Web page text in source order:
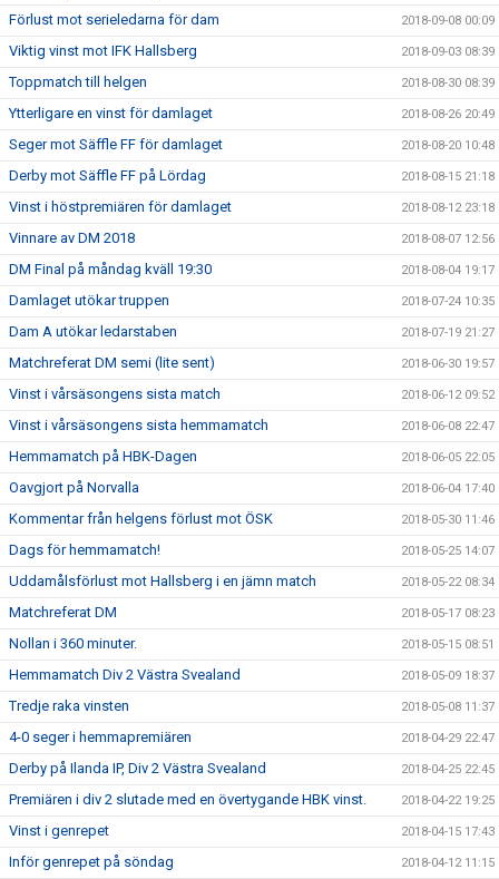
Förlust mot serieledarna för dam 2018-09-08 00:09
Viktig vinst mot IFK Hallsberg 2018-09-03 08:39
Toppmatch till helgen 2018-08-30 08:39
Ytterligare en vinst för damlaget 2018-08-26 20:49
Seger mot Säffle FF för damlaget 2018-08-20 10:48
Derby mot Säffle FF på Lördag 2018-08-15 21:18
Vinst i höstpremiären för damlaget 2018-08-12 23:18
Vinnare av DM 2018 2018-08-07 12:56
DM Final på måndag kväll 19:30 2018-08-04 19:17
Damlaget utökar truppen 2018-07-24 10:35
Dam A utökar ledarstaben 2018-07-19 21:27
Matchreferat DM semi (lite sent) 2018-06-30 19:57
Vinst i vårsäsongens sista match 2018-06-12 09:52
Vinst i vårsäsongens sista hemmamatch 2018-06-08 22:47
Hemmamatch på HBK-Dagen 2018-06-05 22:05
Oavgjort på Norvalla 2018-06-04 17:40
Kommentar från helgens förlust mot ÖSK 2018-05-30 11:46
Dags för hemmamatch! 2018-05-25 14:07
Uddamålsförlust mot Hallsberg i en jämn match 2018-05-22 08:34
Matchreferat DM 2018-05-17 08:23
Nollan i 360 minuter. 2018-05-15 08:51
Hemmamatch Div 2 Västra Svealand 2018-05-09 18:37
Tredje raka vinsten 2018-05-08 11:37
4-0 seger i hemmapremiären 2018-04-29 22:47
Derby på Ilanda IP, Div 2 Västra Svealand 2018-04-25 22:45
Premiären i div 2 slutade med en övertygande HBK vinst. 2018-04-22 19:25
Vinst i genrepet 2018-04-15 17:43
Inför genrepet på söndag 2018-04-12 11:15